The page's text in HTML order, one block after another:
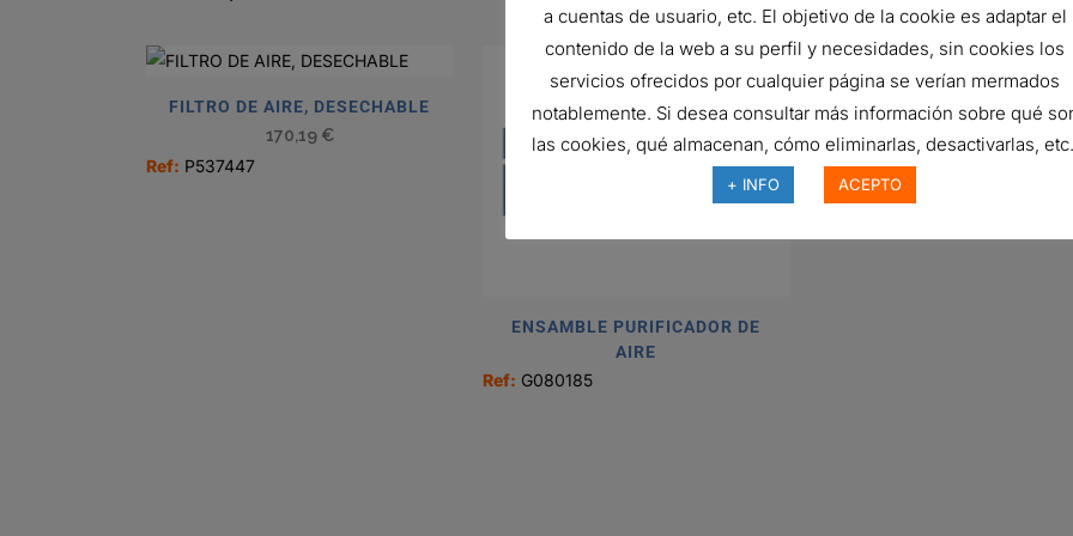
FILTRO DE AIRE, DESECHABLE
170,19 €
Ref: P537447
ENSAMBLE PURIFICADOR DE
AIRE
Ref: G080185
FILTRO DE AIRE,
188,36
Ref:P528722
a cuentas de usuario, etc. El objetivo de la cookie es adaptar el
contenido de la web a su perfil y necesidades, sin cookies los
servicios ofrecidos por cualquier página se verían mermados
notablemente. Si desea consultar más información sobre qué
las cookies, qué almacenan, cómo eliminarlas, desactivarlas,
+ INFO ACEPTO